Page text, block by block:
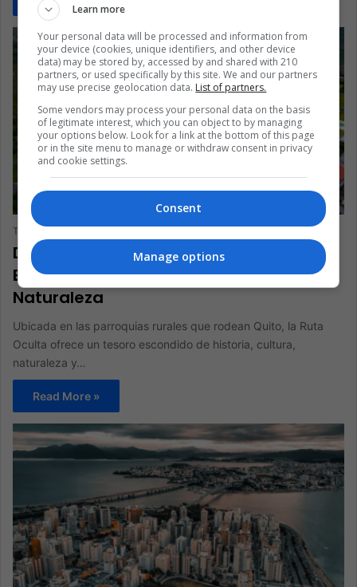
The Latin American Post Staff
Descubriendo la Ruta Oculta del
Ecuador: Un Viaje de Cultura y
Naturaleza
Ubicada en las parroquias rurales que rodean Quito, la Ruta
Oculta ofrece un tesoro escondido de historia, cultura,
naturaleza y…
Read More »
Learn more
Your personal data will be processed and information from
your device (cookies, unique identifiers, and other device
data) may be stored by, accessed by and shared with 210
partners, or used specifically by this site. We and our partners
may use precise geolocation data. List of partners.
Some vendors may process your personal data on the basis
of legitimate interest, which you can object to by managing
your options below. Look for a link at the bottom of this page
or in the site menu to manage or withdraw consent in privacy
and cookie settings.
Consent
Manage options